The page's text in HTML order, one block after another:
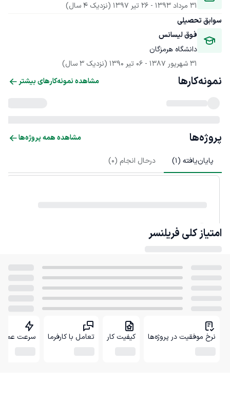
31 مرداد 1393
- 26 تیر 1397
(نزدیک 4 سال)
سوابق تحصیلی
فوق لیسانس
دانشگاه هرمزگان
31 شهریور 1387
- 06 تیر 1390 (نزدیک 3 سال)
نمونه‌کارها مشاهده نمونه‌کارهای بیشتر
پروژه‌ها مشاهده همه پروژه‌ها
پایان‌یافته (1
) درحال انجام (0
)
امتیاز کلی فریلنسر
نرخ موفقیت در پروژه‌ها کیفیت کار تعامل با کارفرما سرعت عمل